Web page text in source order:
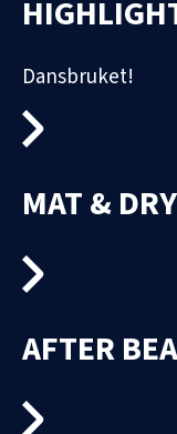
Dansbruket!
MAT &
AFTER